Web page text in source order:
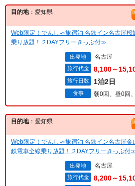
目的地：愛知県
Web限定！でんしゃ旅宿泊 名鉄イン名古屋
乗り放題！２DAYフリーきっぷ付≫
出発地 名古屋
旅行代金 8,100～
旅行日数 1泊2日
食事 朝0回、昼0回
目的地：愛知県
Web限定！でんしゃ旅宿泊 名鉄イン名古屋
鉄電車全線乗り放題！２DAYフリーきっぷ付
出発地 名古屋
旅行代金 8,200～